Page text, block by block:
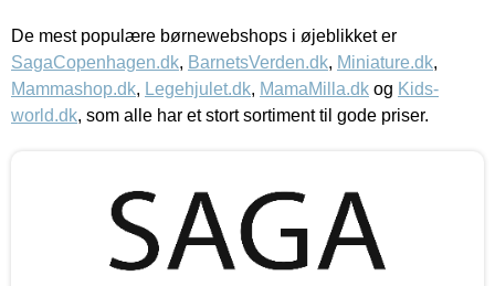
De mest populære børnewebshops i øjeblikket er
SagaCopenhagen.dk, BarnetsVerden.dk, Miniature.dk,
Mammashop.dk, Legehjulet.dk, MamaMilla.dk og Kids-
world.dk, som alle har et stort sortiment til gode priser.